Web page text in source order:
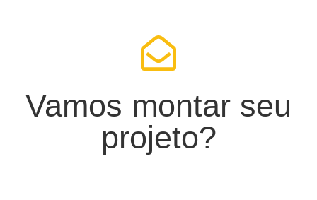
Vamos montar seu
projeto?